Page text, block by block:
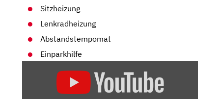
Sitzheizung
Lenkradheizung
Abstandstempomat
Einparkhilfe
TECHNIK,